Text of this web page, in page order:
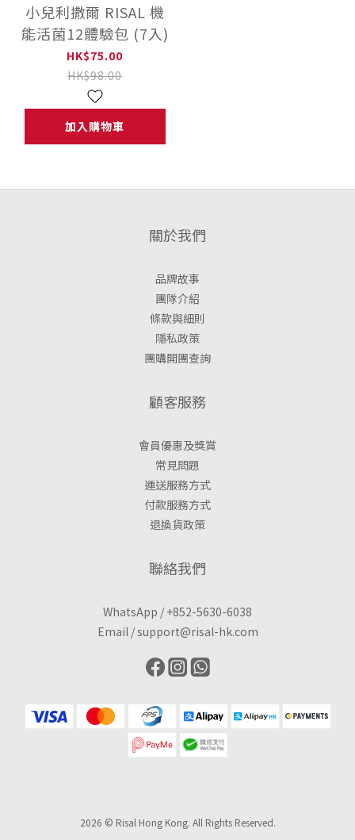
小兒利撒爾 RISAL 機
能活菌12體驗包 (7入)
HK$75.00
HK$98.00
加入購物車
關於我們
品牌故事
團隊介紹
條款與細則
隱私政策
團購開團查詢
顧客服務
會員優惠及獎賞
常見問題
運送服務方式
付款服務方式
退換貨政策
聯絡我們
WhatsApp / +852-5630-6038
Email /support@risal-hk.com
2026 © Risal Hong Kong. All Rights Reserved.